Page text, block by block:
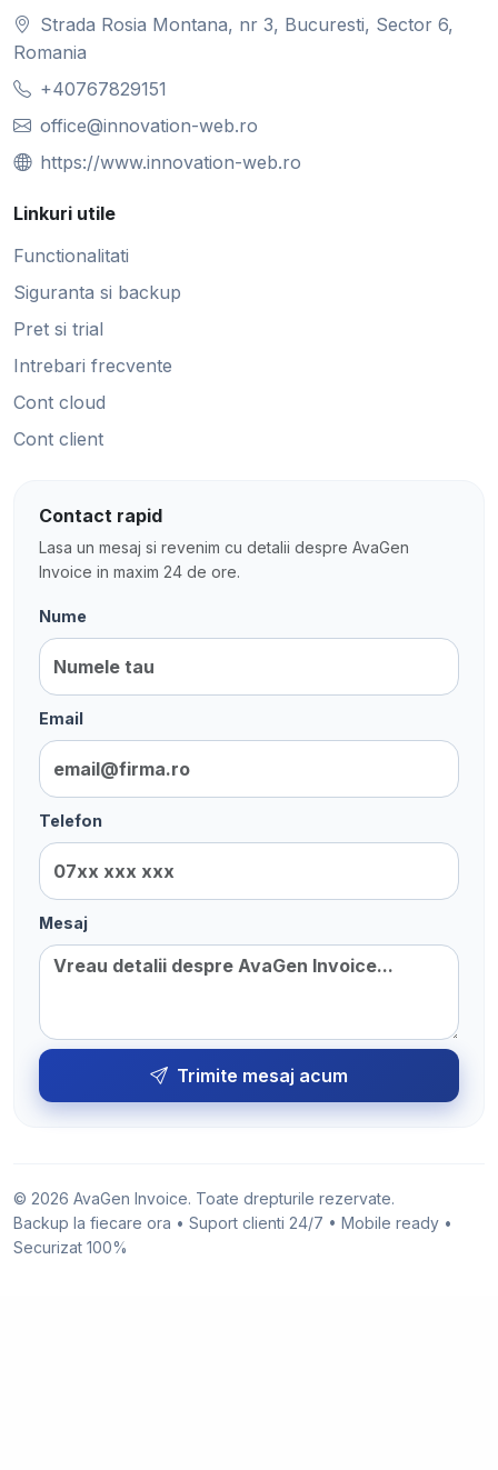
Strada Rosia Montana, nr 3, Bucuresti, Sector 6,
Romania
+40767829151
office@innovation-web.ro
https://www.innovation-web.ro
Linkuri utile
Functionalitati
Siguranta si backup
Pret si trial
Intrebari frecvente
Cont cloud
Cont client
Contact rapid
Lasa un mesaj si revenim cu detalii despre AvaGen
Invoice in maxim 24 de ore.
Nume
Email
Telefon
Mesaj
Trimite mesaj acum
© 2026 AvaGen Invoice. Toate drepturile rezervate.
Backup la fiecare ora • Suport clienti 24/7 • Mobile ready •
Securizat 100%